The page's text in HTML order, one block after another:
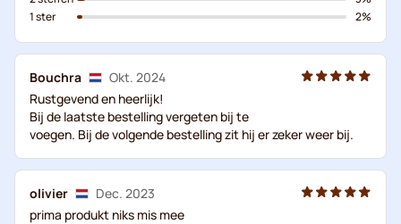
1 ster
2%
Bouchra
Okt. 2024
Rustgevend en heerlijk!
Bij de laatste bestelling vergeten bij te
voegen. Bij de volgende bestelling zit hij er zeker weer bij.
olivier
Dec. 2023
prima produkt niks mis mee